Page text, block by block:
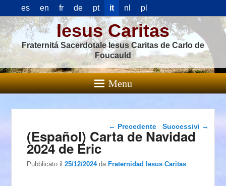
es en fr de pt it nl pl
Iesus Caritas
Fraternitá Sacerdotale Iesus Caritas de Carlo de
Foucauld
Menu
Navigazione articolo
← Precedente Successivi →
(Español) Carta de Navidad
2024 de Eric
Pubblicato il25/12/2024 daFraternidad Iesus Caritas